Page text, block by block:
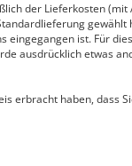
der Lieferkosten
gewählt
ist. Für
ausdrücklich etwas
erbracht haben, dass